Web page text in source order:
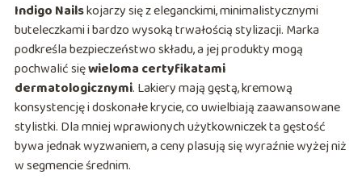
Indigo Nailskojarzy się z eleganckimi, minimalistycznymi
buteleczkami i bardzo wysoką trwałością stylizacji. Marka
podkreśla bezpieczeństwo składu, a jej produkty mogą
pochwalić sięwieloma certyfikatami
dermatologicznymi. Lakiery mają gęstą, kremową
konsystencję i doskonałe krycie, co uwielbiają zaawansowane
stylistki. Dla mniej wprawionych użytkowniczek ta gęstość
bywa jednak wyzwaniem, a ceny plasują się wyraźnie wyżej niż
w segmencie średnim.